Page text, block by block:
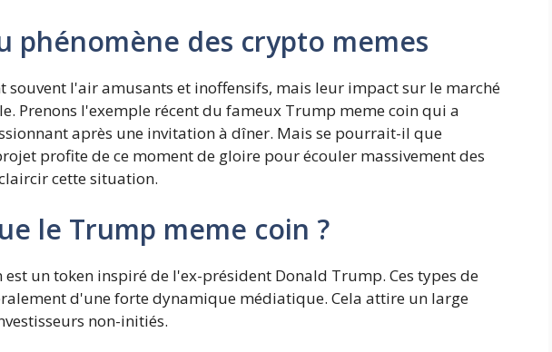
phénomène des crypto memes
souvent l'air amusants et inoffensifs, mais leur impact sur le marché
Prenons l'exemple récent du fameux Trump meme coin qui a
après une invitation à dîner. Mais se pourrait-il que
profite de ce moment de gloire pour écouler massivement des
cette situation.
le Trump meme coin ?
un token inspiré de l'ex-président Donald Trump. Ces types de
d'une forte dynamique médiatique. Cela attire un large
non-initiés.